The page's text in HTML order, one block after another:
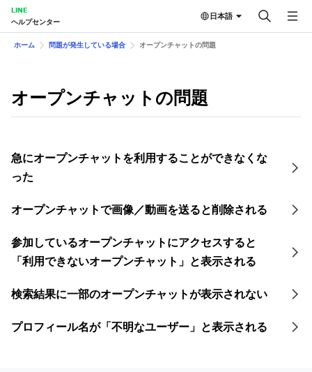
LINE
ヘルプセンター
日本語
ホーム 問題が発生している場合 オープンチャットの問題
オープンチャットの問題
急にオープンチャットを利用することができなくな
った
オープンチャットで画像／動画を送ると削除される
参加しているオープンチャットにアクセスすると
「利用できないオープンチャット」と表示される
検索結果に一部のオープンチャットが表示されない
プロフィール名が「不明なユーザー」と表示される